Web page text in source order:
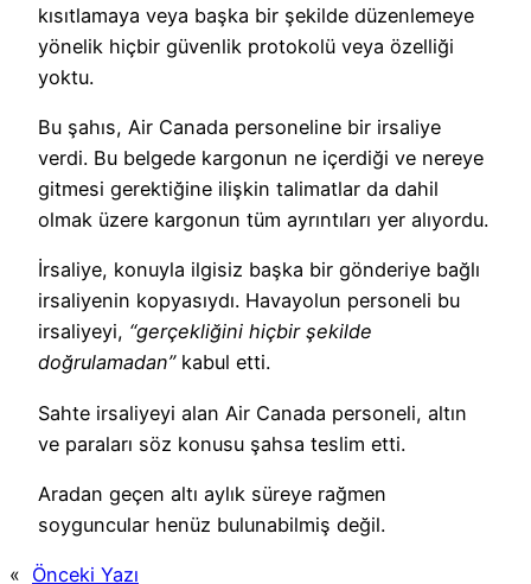
kısıtlamaya veya başka bir şekilde düzenlemeye
yönelik hiçbir güvenlik protokolü veya özelliği
yoktu.
Bu şahıs, Air Canada personeline bir irsaliye
verdi. Bu belgede kargonun ne içerdiği ve nereye
gitmesi gerektiğine ilişkin talimatlar da dahil
olmak üzere kargonun tüm ayrıntıları yer alıyordu.
İrsaliye, konuyla ilgisiz başka bir gönderiye bağlı
irsaliyenin kopyasıydı. Havayolun personeli bu
irsaliyeyi, “gerçekliğini hiçbir şekilde
doğrulamadan”kabul etti.
Sahte irsaliyeyi alan Air Canada personeli, altın
ve paraları söz konusu şahsa teslim etti.
Aradan geçen altı aylık süreye rağmen
soyguncular henüz bulunabilmiş değil.
« Önceki Yazı